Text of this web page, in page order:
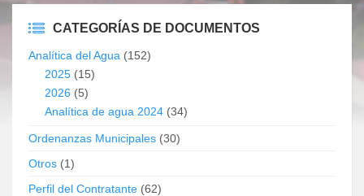
CATEGORÍAS DE DOCUMENTOS
Analítica del Agua (152)
2025 (15)
2026 (5)
Analítica de agua 2024 (34)
Ordenanzas Municipales (30)
Otros (1)
Perfil del Contratante (62)